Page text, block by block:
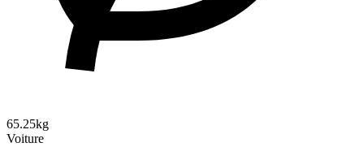
65.25kg
Voiture